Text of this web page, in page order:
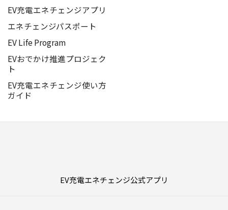
EV充電エネチェンジアプリ
エネチェンジパスポート
EV Life Program
EVおでかけ推進プロジェク
ト
EV充電エネチェンジ使い方
ガイド
EV充電エネチェンジ公式アプリ